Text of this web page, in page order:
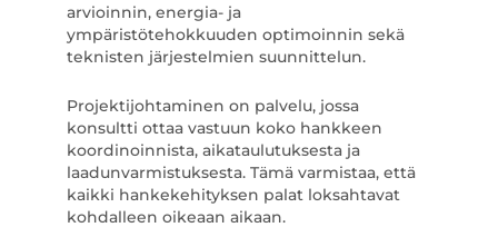
arvioinnin, energia- ja
ympäristötehokkuuden optimoinnin sekä
teknisten järjestelmien suunnittelun.
Projektijohtaminen on palvelu, jossa
konsultti ottaa vastuun koko hankkeen
koordinoinnista, aikataulutuksesta ja
laadunvarmistuksesta. Tämä varmistaa, että
kaikki hankekehityksen palat loksahtavat
kohdalleen oikeaan aikaan.